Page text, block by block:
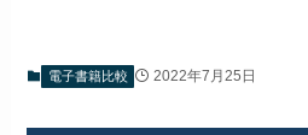
電子書籍比較 2022年7月25日